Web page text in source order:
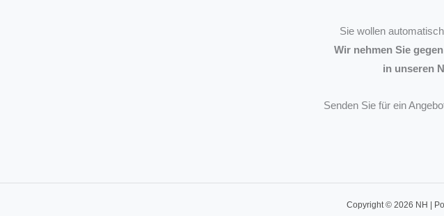
Sie wollen
Wir nehmen Sie
in unseren
Senden Sie für ein
Copyright © 2026 NH |